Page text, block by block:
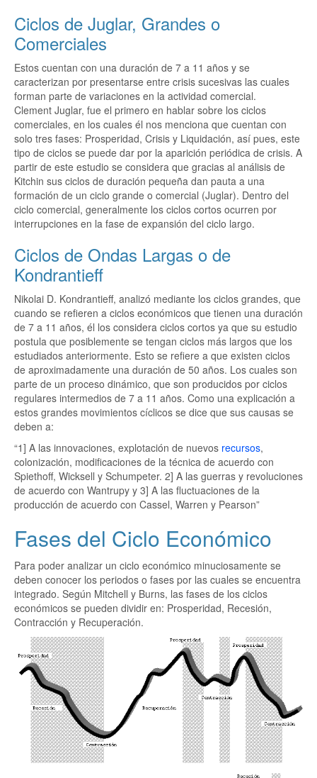
Ciclos de Juglar, Grandes o
Comerciales
Estos cuentan con una duración de 7 a 11 años y se
caracterizan por presentarse entre crisis sucesivas las cuales
forman parte de variaciones en la actividad comercial.
Clement Juglar, fue el primero en hablar sobre los ciclos
comerciales, en los cuales él nos menciona que cuentan con
solo tres fases: Prosperidad, Crisis y Liquidación, así pues, este
tipo de ciclos se puede dar por la aparición periódica de crisis. A
partir de este estudio se considera que gracias al análisis de
Kitchin sus ciclos de duración pequeña dan pauta a una
formación de un ciclo grande o comercial (Juglar). Dentro del
ciclo comercial, generalmente los ciclos cortos ocurren por
interrupciones en la fase de expansión del ciclo largo.
Ciclos de Ondas Largas o de
Kondrantieff
Nikolai D. Kondrantieff, analizó mediante los ciclos grandes, que
cuando se refieren a ciclos económicos que tienen una duración
de 7 a 11 años, él los considera ciclos cortos ya que su estudio
postula que posiblemente se tengan ciclos más largos que los
estudiados anteriormente. Esto se refiere a que existen ciclos
de aproximadamente una duración de 50 años. Los cuales son
parte de un proceso dinámico, que son producidos por ciclos
regulares intermedios de 7 a 11 años. Como una explicación a
estos grandes movimientos cíclicos se dice que sus causas se
deben a:
“1] A las innovaciones, explotación de nuevos recursos,
colonización, modificaciones de la técnica de acuerdo con
Spiethoff, Wicksell y Schumpeter. 2] A las guerras y revoluciones
de acuerdo con Wantrupy y 3] A las fluctuaciones de la
producción de acuerdo con Cassel, Warren y Pearson”
Fases del Ciclo Económico
Para poder analizar un ciclo económico minuciosamente se
deben conocer los periodos o fases por las cuales se encuentra
integrado. Según Mitchell y Burns, las fases de los ciclos
económicos se pueden dividir en: Prosperidad, Recesión,
Contracción y Recuperación.